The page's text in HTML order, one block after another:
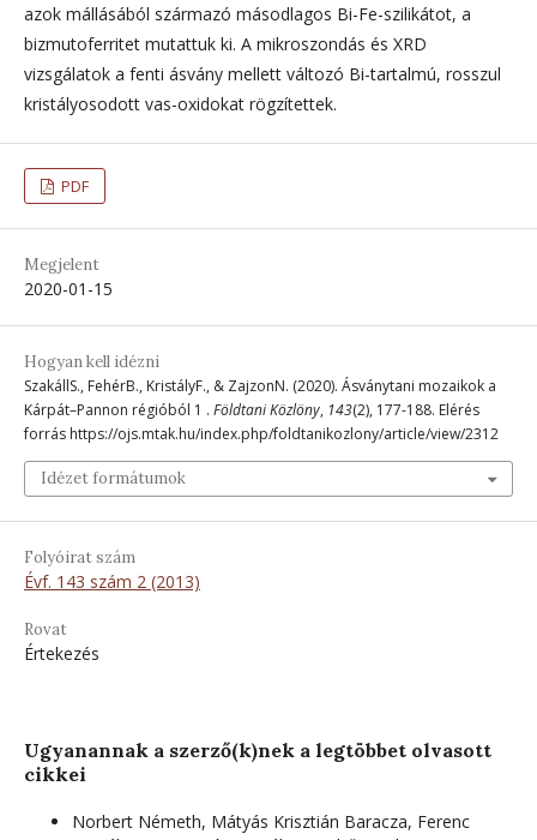
azok mállásából származó másodlagos Bi-Fe-szilikátot, a
bizmutoferritet mutattuk ki. A mikroszondás és XRD
vizsgálatok a fenti ásvány mellett változó Bi-tartalmú, rosszul
kristályosodott vas-oxidokat rögzítettek.
PDF
Megjelent
2020-01-15
Hogyan kell idézni
SzakállS., FehérB., KristályF., & ZajzonN. (2020). Ásványtani mozaikok a
Kárpát–Pannon régióból 1 . Földtani Közlöny, 143(2), 177-188. Elérés
forrás https://ojs.mtak.hu/index.php/foldtanikozlony/article/view/2312
Idézet formátumok
Folyóirat szám
Évf. 143 szám 2 (2013)
Rovat
Értekezés
Ugyanannak a szerző(k)nek a legtöbbet olvasott
cikkei
Norbert Németh, Mátyás Krisztián Baracza, Ferenc